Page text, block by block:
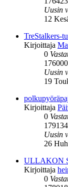
Uusin
12
TreStalkers-
Kirjoittaja
0
176000
Uusin
19
Kirjoittaja
0
179134
Uusin
26
ULLAKON
Kirjoittaja
0